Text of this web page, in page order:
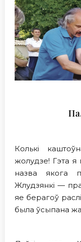
Колькi
жолудзе! Гэта я
назва якога
Жлудзянкі —
яе берагоў
была ўсыпана